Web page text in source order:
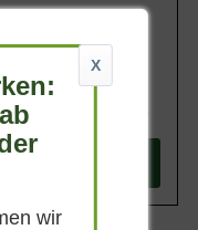
X
wir